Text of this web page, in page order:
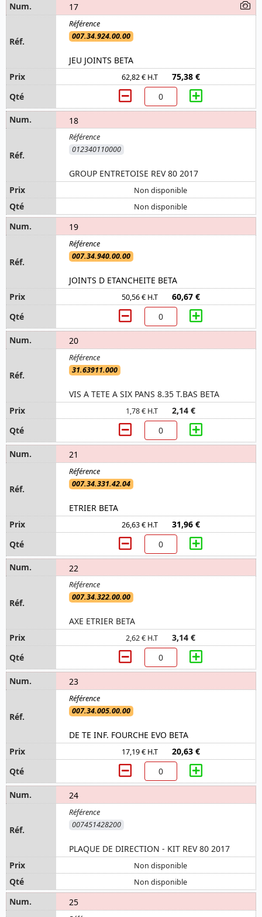
17
007.34.924.00.00
JEU JOINTS BETA
62,82 € H.T 75,38 €
18
012340110000
GROUP ENTRETOISE REV 80 2017
Non disponible
Non disponible
19
007.34.940.00.00
JOINTS D ETANCHEITE BETA
50,56 € H.T 60,67 €
20
31.63911.000
VIS A TETE A SIX PANS 8.35 T.BAS BETA
1,78 € H.T 2,14 €
21
007.34.331.42.04
ETRIER BETA
26,63 € H.T 31,96 €
22
007.34.322.00.00
AXE ETRIER BETA
2,62 € H.T 3,14 €
23
007.34.005.00.00
DE TE INF. FOURCHE EVO BETA
17,19 € H.T 20,63 €
24
007451428200
PLAQUE DE DIRECTION - KIT REV 80 2017
Non disponible
Non disponible
25